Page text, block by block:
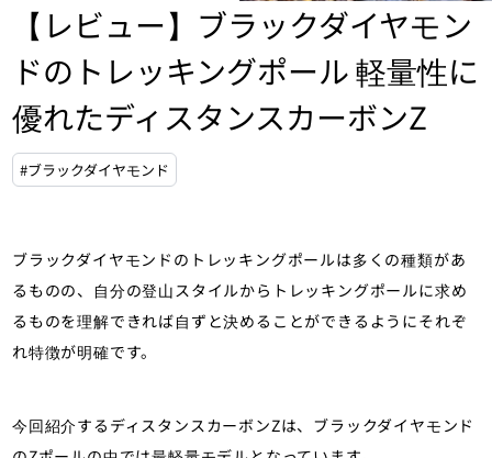
【レビュー】ブラックダイヤモン
ドのトレッキングポール 軽量性に
優れたディスタンスカーボンZ
#ブラックダイヤモンド
ブラックダイヤモンドのトレッキングポールは多くの種類があ
るものの、自分の登山スタイルからトレッキングポールに求め
るものを理解できれば自ずと決めることができるようにそれぞ
れ特徴が明確です。
今回紹介するディスタンスカーボンZは、ブラックダイヤモンド